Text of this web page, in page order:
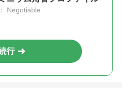
ニウム プロフィール
Negotiable
行